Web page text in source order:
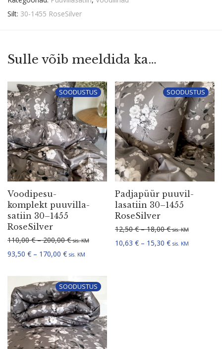
Silt: 30-1455 RoseSilver
Sulle võib meeldida ka…
SOODUSTUS
Voodi­pe­su­
komplekt puuvil­la­
satiin 30–1455
RoseSilver
110,00€ – 200,00€Hinnavahemik: 110,00 € kuni 200,00 €
sis. KM
93,50 € – 170,00 €Hinnavahemik: 93,50 € kuni 170,00 €
sis. KM
SOODUSTUS
Padjapüür puuvil­
la­satiin 30–1455
RoseSilver
12,50€ – 18,00€Hinnavahemik:
sis. KM
10,63 € – 15,30 €Hinnavahemik:
sis. KM
SOODUSTUS